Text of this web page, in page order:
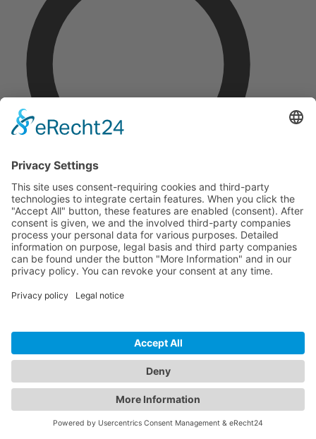
Sprawdź teraz swoją stronę WordPress
InspectWP analizuje Twoją stronę WordPress pod kątem
— za darmo.